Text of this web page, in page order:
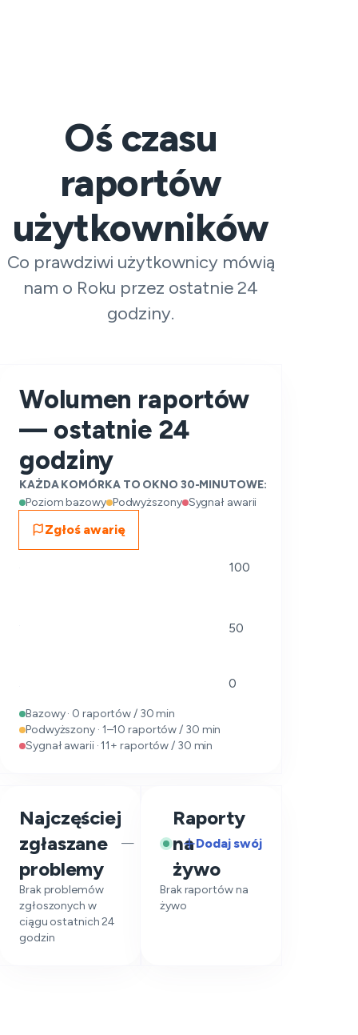
Oś czasu
raportów
użytkowników
Co prawdziwi użytkownicy mówią
nam o Roku przez ostatnie 24
godziny.
Wolumen raportów
— ostatnie 24
godziny
KAŻDA KOMÓRKA TO OKNO 30-MINUTOWE:
Poziom bazowy Podwyższony Sygnał awarii
Zgłoś awarię
100
50
0
Bazowy · 0 raportów / 30 min
Podwyższony · 1–10 raportów / 30 min
Sygnał awarii · 11+ raportów / 30 min
Najczęściej
zgłaszane
problemy
—
Brak problemów
zgłoszonych w
ciągu ostatnich 24
godzin
Raporty
na
żywo
Dodaj swój
Brak raportów na
żywo